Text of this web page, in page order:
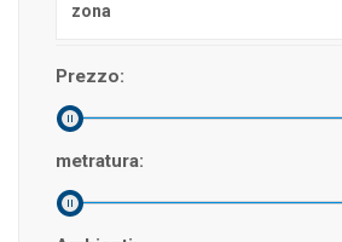
zona
Prezzo:
metratura: